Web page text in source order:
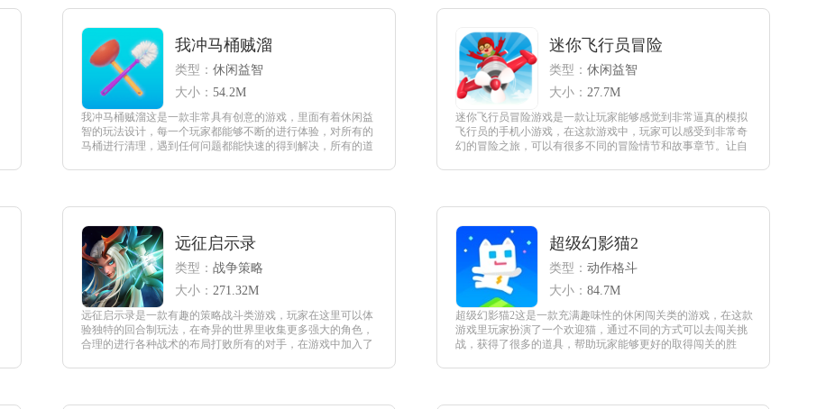
我冲马桶贼溜
类型： 休闲益智
大小： 54.2M
我冲马桶贼溜这是一款非常具有创意的游戏，里面有着休闲益
智的玩法设计，每一个玩家都能够不断的进行体验，对所有的
马桶进行清理，遇到任何问题都能快速的得到解决，所有的道
迷你飞行员冒险
类型： 休闲益智
大小： 27.7M
迷你飞行员冒险游戏是一款让玩家能够感觉到非常逼真的模拟
飞行员的手机小游戏，在这款游戏中，玩家可以感受到非常奇
幻的冒险之旅，可以有很多不同的冒险情节和故事章节。让自
远征启示录
类型： 战争策略
大小： 271.32M
远征启示录是一款有趣的策略战斗类游戏，玩家在这里可以体
验独特的回合制玩法，在奇异的世界里收集更多强大的角色，
合理的进行各种战术的布局打败所有的对手，在游戏中加入了
超级幻影猫2
类型： 动作格斗
大小： 84.7M
超级幻影猫2这是一款充满趣味性的休闲闯关类的游戏，在这款
游戏里玩家扮演了一个欢迎猫，通过不同的方式可以去闯关挑
战，获得了很多的道具，帮助玩家能够更好的取得闯关的胜